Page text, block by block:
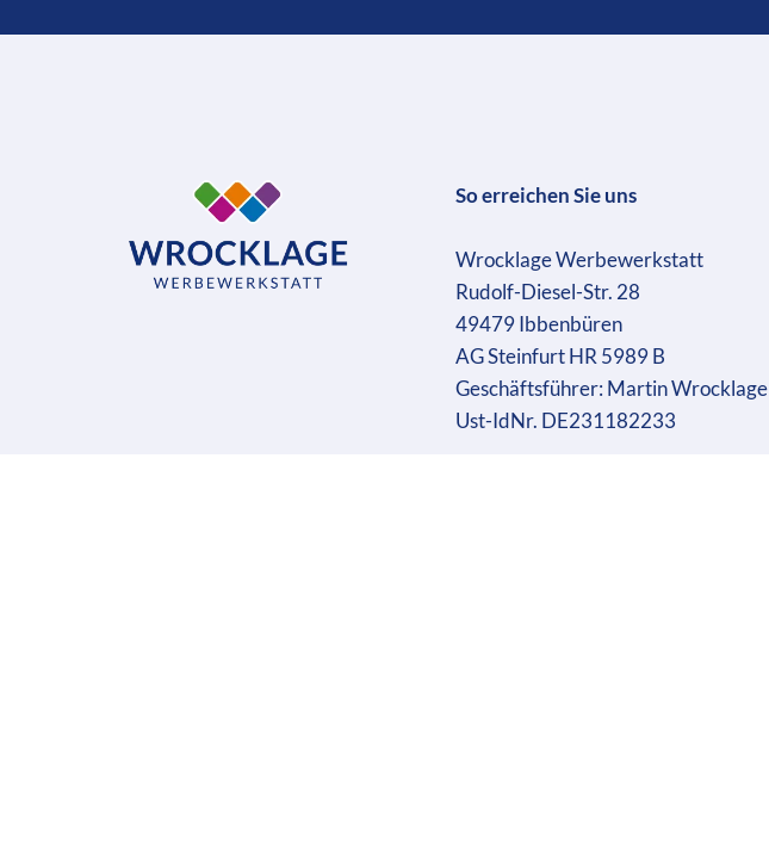
So erreichen Sie uns
Wrocklage Werbewerkstatt
Rudolf-Diesel-Str. 28
49479 Ibbenbüren
AG Steinfurt HR 5989 B
Geschäftsführer: Martin Wrocklage
Ust-IdNr. DE231182233